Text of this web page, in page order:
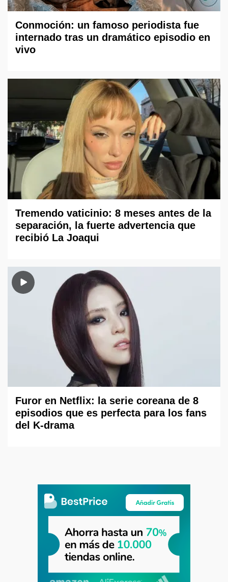
Conmoción: un famoso periodista fue
internado tras un dramático episodio en
vivo
Tremendo vaticinio: 8 meses antes de la
separación, la fuerte advertencia que
recibió La Joaqui
Furor en Netflix: la serie coreana de 8
episodios que es perfecta para los fans
del K-drama